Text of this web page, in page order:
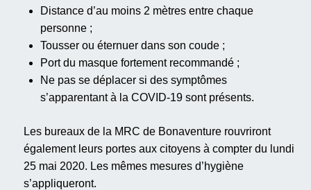
Distance d’au moins 2 mètres entre chaque
personne ;
Tousser ou éternuer dans son coude ;
Port du masque fortement recommandé ;
Ne pas se déplacer si des symptômes
s’apparentant à la COVID-19 sont présents.
Les bureaux de la MRC de Bonaventure rouvriront
également leurs portes aux citoyens à compter du lundi
25 mai 2020. Les mêmes mesures d’hygiène
s’appliqueront.